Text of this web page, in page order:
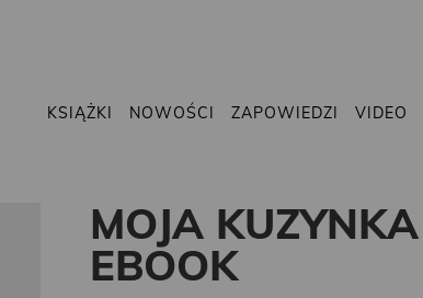
KSIĄŻKI NOWOŚCI ZAPOWIEDZI VIDEO
MOJA
EBOOK